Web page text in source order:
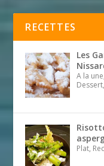
RECETTES
Les
A la
Plat,